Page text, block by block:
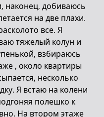
наконец, добиваюсь
на две плахи.
все. Я
тяжелый колун и
взбираюсь
, около квартиры
несколько
Я встаю на колени
полешко к
На втором этаже